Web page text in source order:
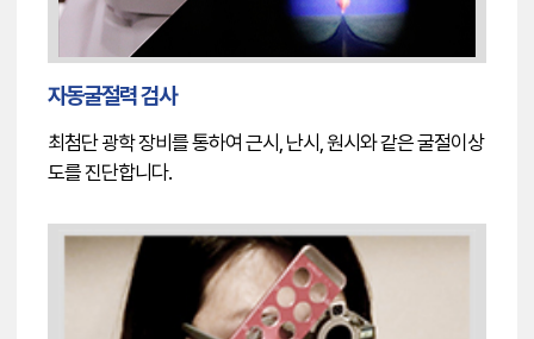
자동굴절력 검사
최첨단 광학 장비를 통하여 근시, 난시, 원시와 같은 굴절이상
도를 진단합니다.